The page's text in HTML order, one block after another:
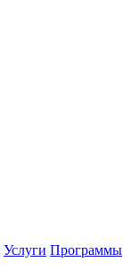
Услуги Программы